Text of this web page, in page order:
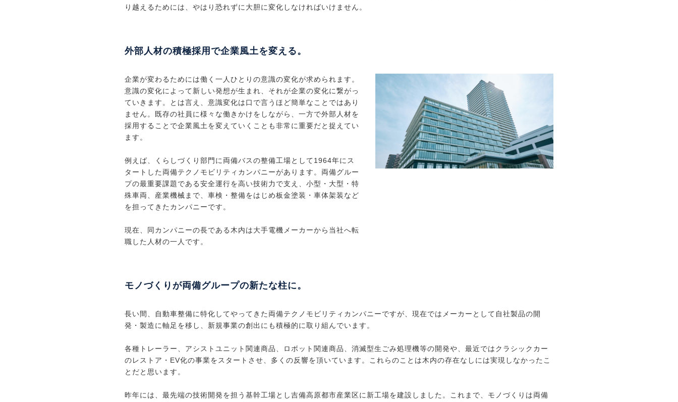
り越えるためには、やはり恐れずに大胆に変化しなければいけません。
外部人材の積極採用で企業風土を変える。
企業が変わるためには働く一人ひとりの意識の変化が求められます。
意識の変化によって新しい発想が生まれ、それが企業の変化に繋がっ
ていきます。とは言え、意識変化は口で言うほど簡単なことではあり
ません。既存の社員に様々な働きかけをしながら、一方で外部人材を
採用することで企業風土を変えていくことも非常に重要だと捉えてい
ます。
例えば、くらしづくり部門に両備バスの整備工場として1964年にス
タートした両備テクノモビリティカンパニーがあります。両備グルー
プの最重要課題である安全運行を高い技術力で支え、小型・大型・特
殊車両、産業機械まで、車検・整備をはじめ板金塗装・車体架装など
を担ってきたカンパニーです。
現在、同カンパニーの長である木内は大手電機メーカーから当社へ転
職した人材の一人です。
モノづくりが両備グループの新たな柱に。
長い間、自動車整備に特化してやってきた両備テクノモビリティカンパニーですが、現在ではメーカーとして自社製品の開
発・製造に軸足を移し、新規事業の創出にも積極的に取り組んでいます。
各種トレーラー、アシストユニット関連商品、ロボット関連商品、消滅型生ごみ処理機等の開発や、最近ではクラシックカー
のレストア・EV化の事業をスタートさせ、多くの反響を頂いています。これらのことは木内の存在なしには実現しなかったこ
とだと思います。
昨年には、最先端の技術開発を担う基幹工場とし吉備高原都市産業区に新工場を建設しました。これまで、モノづくりは両備